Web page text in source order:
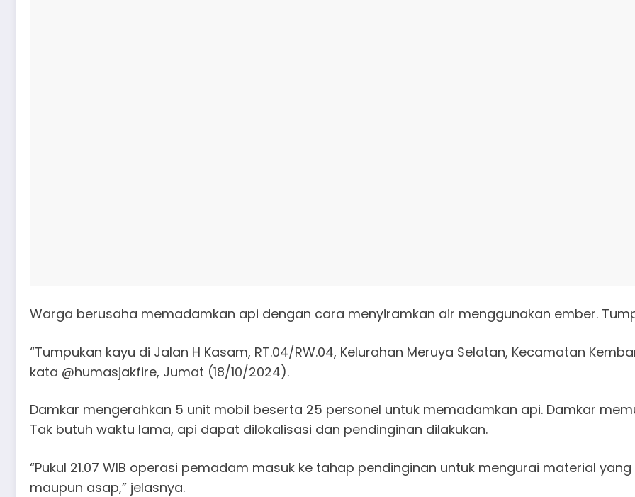
Warga berusaha memadamkan api dengan cara menyiramkan air menggunakan ember.
“Tumpukan kayu di Jalan H Kasam, RT.04/RW.04, Kelurahan Meruya Selatan, Kecamatan
kata @humasjakfire, Jumat (18/10/2024).
Damkar mengerahkan 5 unit mobil beserta 25 personel untuk memadamkan api. Damkar
Tak butuh waktu lama, api dapat dilokalisasi dan pendinginan dilakukan.
“Pukul 21.07 WIB operasi pemadam masuk ke tahap pendinginan untuk mengurai material
maupun asap,” jelasnya.